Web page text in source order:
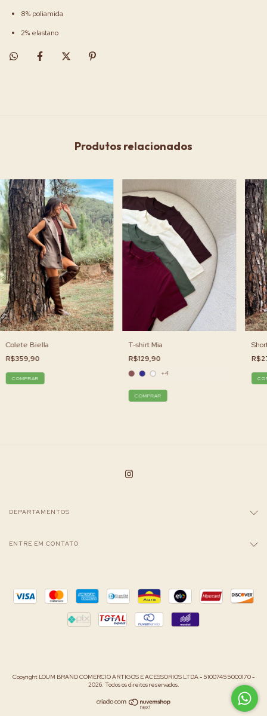
8% poliamida
2% elastano
Produtos relacionados
Colete Biella
R$359,90
COMPRAR
T-shirt Mia
R$129,90
+4
COMPRAR
DEPARTAMENTOS
ENTRE EM CONTATO
Copyright LOUM BRAND COMERCIO ARTIGOS E ACESSORIOS LTDA - 51007455000170 -
2026. Todos os direitos reservados.